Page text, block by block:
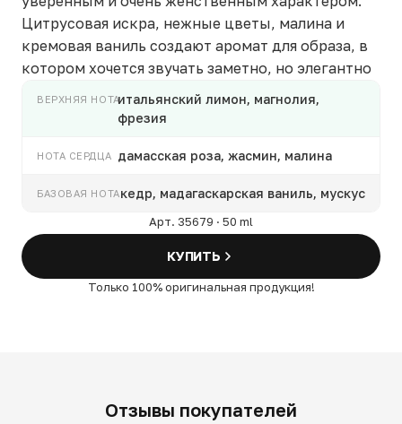
Цитрусовая искра, нежные цветы, малина и
кремовая ваниль создают аромат для образа, в
котором хочется звучать заметно, но элегантно
ВЕРХНЯЯ НОТАитальянский лимон, магнолия,
фрезия
НОТА СЕРДЦА дамасская роза, жасмин, малина
БАЗОВАЯ НОТАкедр, мадагаскарская ваниль, мускус
Арт. 35679 · 50 ml
КУПИТЬ
Только 100% оригинальная продукция!
Отзывы покупателей